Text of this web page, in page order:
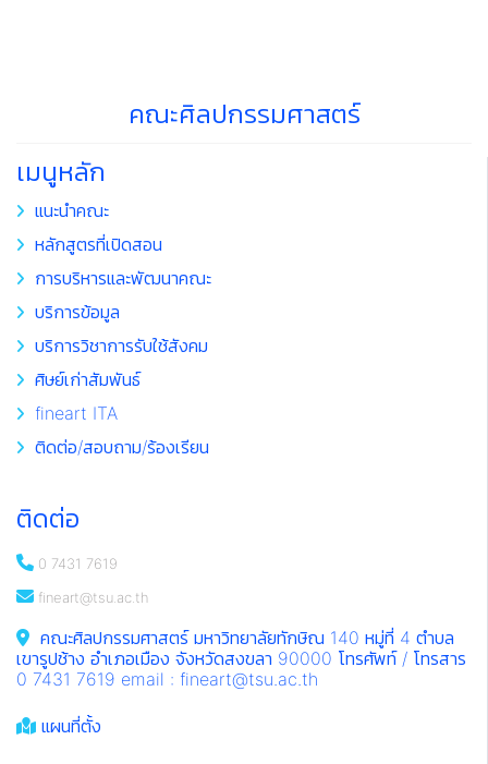
คณะศิลปกรรมศาสตร์
เมนูหลัก
แนะนำคณะ
หลักสูตรที่เปิดสอน
การบริหารและพัฒนาคณะ
บริการข้อมูล
บริการวิชาการรับใช้สังคม
ศิษย์เก่าสัมพันธ์
fineart ITA
ติดต่อ/สอบถาม/ร้องเรียน
ติดต่อ
0 7431 7619
fineart@tsu.ac.th
คณะศิลปกรรมศาสตร์ มหาวิทยาลัยทักษิณ 140 หมู่ที่ 4 ตำบล
เขารูปช้าง อำเภอเมือง จังหวัดสงขลา 90000 โทรศัพท์ / โทรสาร
0 7431 7619 email : fineart@tsu.ac.th
แผนที่ตั้ง